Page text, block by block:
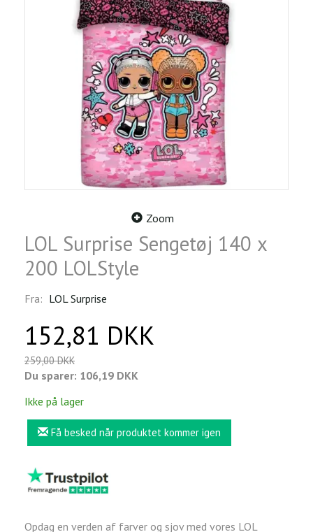
Zoom
LOL Surprise Sengetøj 140 x
200 LOLStyle
Fra: LOL Surprise
152,81 DKK
259,00 DKK
Du sparer: 106,19 DKK
Ikke på lager
Få besked når produktet kommer igen
Opdag en verden af farver og sjov med vores LOL